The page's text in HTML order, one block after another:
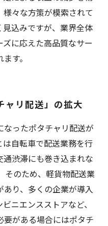
々な方策が模索されて
込みですが、業界全体
に応えた高品質なサー
す。
ャリ配送」の拡大
ったポタチャリ配送が
自転車で配送業務を行
通渋滞にも巻き込まれな
そのため、軽貨物配送業
り、多くの企業が導入
ニエンスストアなど、
がある場合にはポタチ